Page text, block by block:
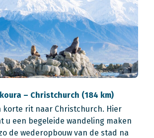
– Christchurch (184 km)
korte rit naar Christchurch. Hier
u een begeleide wandeling maken
de wederopbouw van de stad na